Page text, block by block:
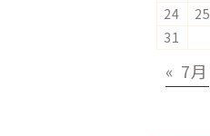
24
25
31
« 7月